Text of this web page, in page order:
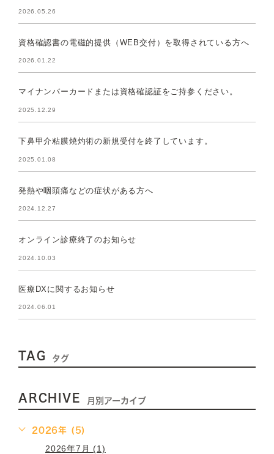
2026.05.26
資格確認書の電磁的提供（WEB交付）を取得されている方へ
2026.01.22
マイナンバーカードまたは資格確認証をご持参ください。
2025.12.29
下鼻甲介粘膜焼灼術の新規受付を終了しています。
2025.01.08
発熱や咽頭痛などの症状がある方へ
2024.12.27
オンライン診療終了のお知らせ
2024.10.03
医療DXに関するお知らせ
2024.06.01
TAG タグ
ARCHIVE 月別アーカイブ
2026年 (5)
2026年7月 (1)